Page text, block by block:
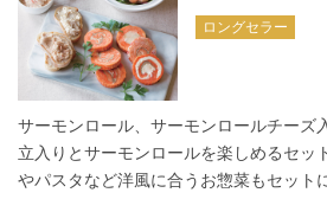
ロングセラー
サーモンロール、サーモンロールチーズ
立入りとサーモンロールを楽しめるセッ
やパスタなど洋風に合うお惣菜もセット